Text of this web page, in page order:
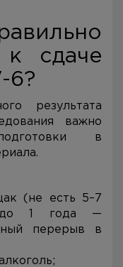
к сдаче
6?
результата
важно
в
(не есть 5–7
до 1 года —
перерыв в